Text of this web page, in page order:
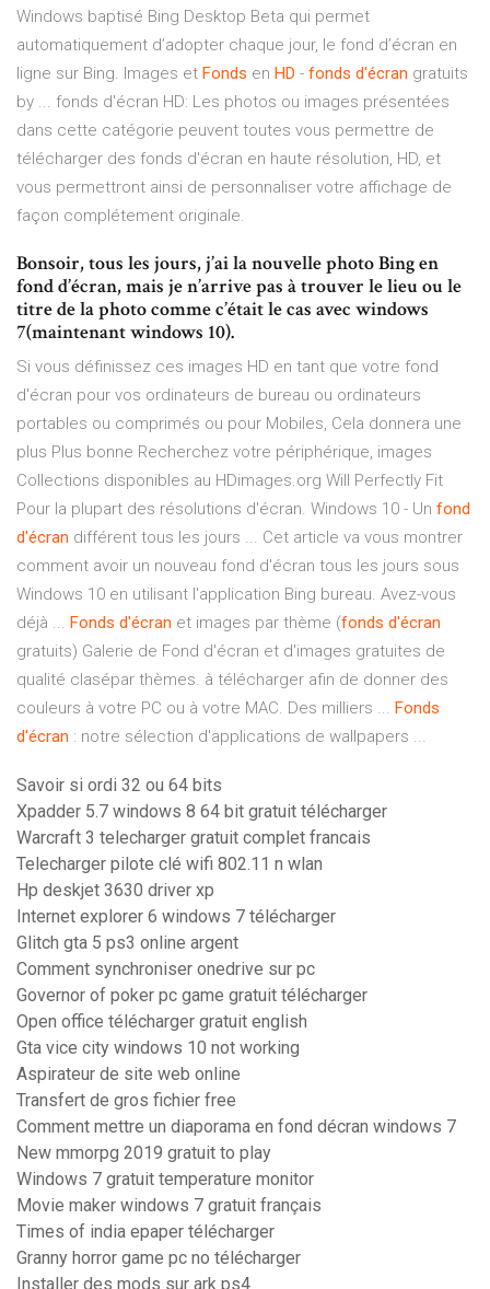
Windows baptisé Bing Desktop Beta qui permet
automatiquement d’adopter chaque jour, le fond d’écran en
ligne sur Bing. Images et Fonds en HD - fonds d'écran gratuits
by ... fonds d'écran HD: Les photos ou images présentées
dans cette catégorie peuvent toutes vous permettre de
télécharger des fonds d'écran en haute résolution, HD, et
vous permettront ainsi de personnaliser votre affichage de
façon complétement originale.
Bonsoir, tous les jours, j’ai la nouvelle photo Bing en
fond d’écran, mais je n’arrive pas à trouver le lieu ou le
titre de la photo comme c’était le cas avec windows
7(maintenant windows 10).
Si vous définissez ces images HD en tant que votre fond
d'écran pour vos ordinateurs de bureau ou ordinateurs
portables ou comprimés ou pour Mobiles, Cela donnera une
plus Plus bonne Recherchez votre périphérique, images
Collections disponibles au HDimages.org Will Perfectly Fit
Pour la plupart des résolutions d'écran. Windows 10 - Un fond
d'écran différent tous les jours ... Cet article va vous montrer
comment avoir un nouveau fond d'écran tous les jours sous
Windows 10 en utilisant l'application Bing bureau. Avez-vous
déjà ... Fonds d'écran et images par thème (fonds d'écran
gratuits) Galerie de Fond d'écran et d'images gratuites de
qualité clasépar thèmes. à télécharger afin de donner des
couleurs à votre PC ou à votre MAC. Des milliers ... Fonds
d'écran : notre sélection d'applications de wallpapers ...
Savoir si ordi 32 ou 64 bits
Xpadder 5.7 windows 8 64 bit gratuit télécharger
Warcraft 3 telecharger gratuit complet francais
Telecharger pilote clé wifi 802.11 n wlan
Hp deskjet 3630 driver xp
Internet explorer 6 windows 7 télécharger
Glitch gta 5 ps3 online argent
Comment synchroniser onedrive sur pc
Governor of poker pc game gratuit télécharger
Open office télécharger gratuit english
Gta vice city windows 10 not working
Aspirateur de site web online
Transfert de gros fichier free
Comment mettre un diaporama en fond décran windows 7
New mmorpg 2019 gratuit to play
Windows 7 gratuit temperature monitor
Movie maker windows 7 gratuit français
Times of india epaper télécharger
Granny horror game pc no télécharger
Installer des mods sur ark ps4